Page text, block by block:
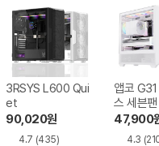
3RSYS L600 Qui
et
90,020원
4.7 (435)
앱코
스 세븐팬
47,900
4.3